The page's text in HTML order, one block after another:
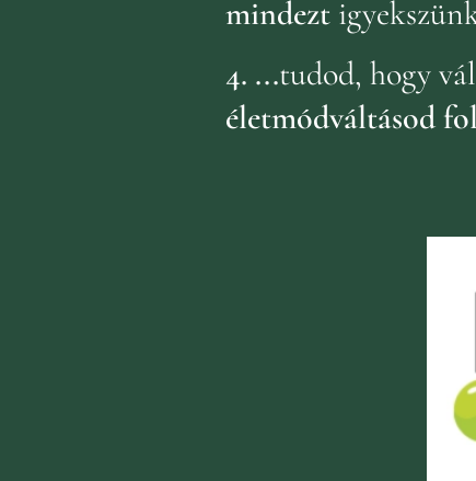
mindezt
4. ...tudod, hogy
életmódváltásod